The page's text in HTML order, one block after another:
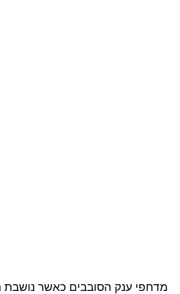
מדחפי ענק הסובבים כאשר נושבת